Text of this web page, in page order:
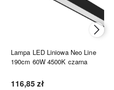
Lampa LED Liniowa Neo Line
190cm 60W 4500K czarna
116,85 zł